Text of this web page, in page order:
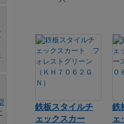
鉄板スタイルチ
ェックスカー
鉄
ェ